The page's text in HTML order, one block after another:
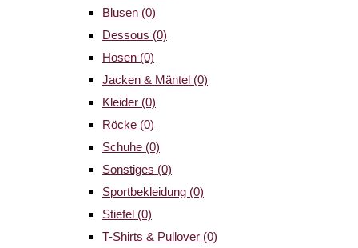
Blusen (0)
Dessous (0)
Hosen (0)
Jacken & Mäntel (0)
Kleider (0)
Röcke (0)
Schuhe (0)
Sonstiges (0)
Sportbekleidung (0)
Stiefel (0)
T-Shirts & Pullover (0)